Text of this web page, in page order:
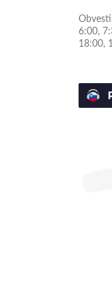
6:00,
18:00,